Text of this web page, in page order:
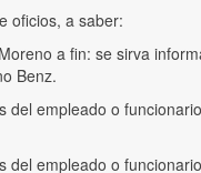
oficios, a saber:
a fin: se sirva
Benz.
del empleado o
del empleado o